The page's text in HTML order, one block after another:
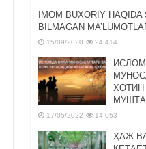
IMOM BUXORIY
BILMAGAN
15/09/2020 24,414
ХОТИН
17/05/2022 14,053
ҲАЖ